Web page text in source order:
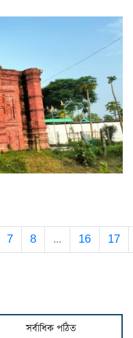
7 8 ... 16 17
সর্বাধিক পঠিত